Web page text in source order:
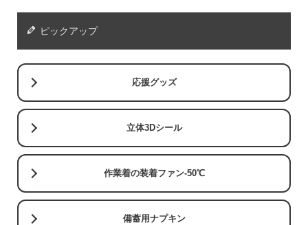
ピックアップ
応援グッズ
立体3Dシール
作業着の装着ファン-50℃
備蓄用ナプキン